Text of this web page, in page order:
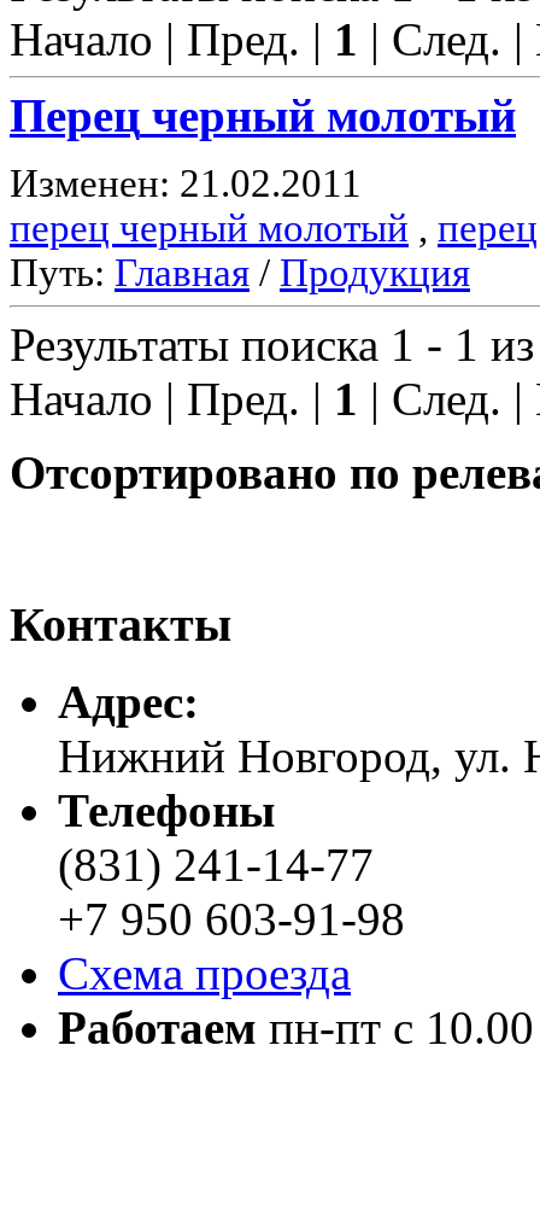
Начало | Пред. | 1 | След.
Перец черный молотый
Изменен: 21.02.2011
перец черный молотый , перец
Путь: Главная / Продукция
Результаты поиска 1 - 1
Начало | Пред. | 1 | След.
Отсортировано по
Контакты
Адреc:
Нижний Новгород, ул.
Телефоны
(831) 241-14-77
+7 950 603-91-98
Схема проезда
Работаем пн-пт с